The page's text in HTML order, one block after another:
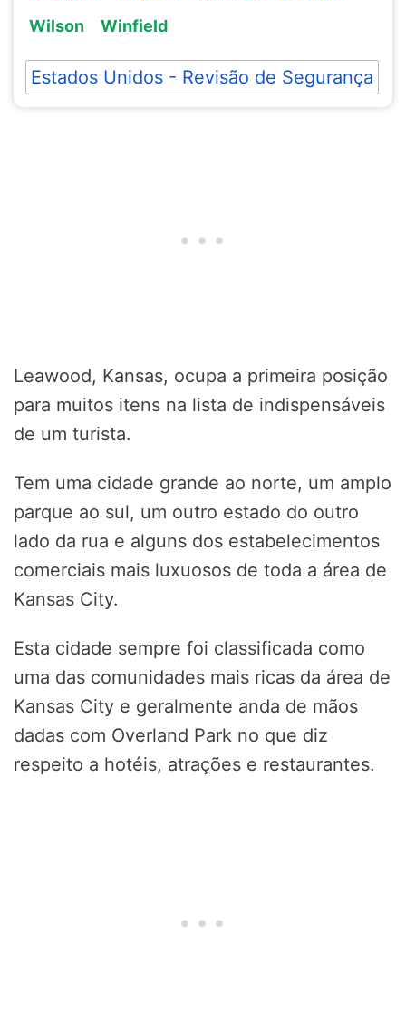
Wilson
Winfield
Estados Unidos - Revisão de Segurança
Leawood, Kansas, ocupa a primeira posição
para muitos itens na lista de indispensáveis
de um turista.
Tem uma cidade grande ao norte, um amplo
parque ao sul, um outro estado do outro
lado da rua e alguns dos estabelecimentos
comerciais mais luxuosos de toda a área de
Kansas City.
Esta cidade sempre foi classificada como
uma das comunidades mais ricas da área de
Kansas City e geralmente anda de mãos
dadas com Overland Park no que diz
respeito a hotéis, atrações e restaurantes.